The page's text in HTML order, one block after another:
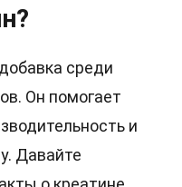
среди
Он помогает
и
Давайте